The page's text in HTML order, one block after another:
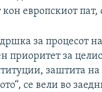
европскиот пат,
за процесот
приоритет за
заштита
се вели во